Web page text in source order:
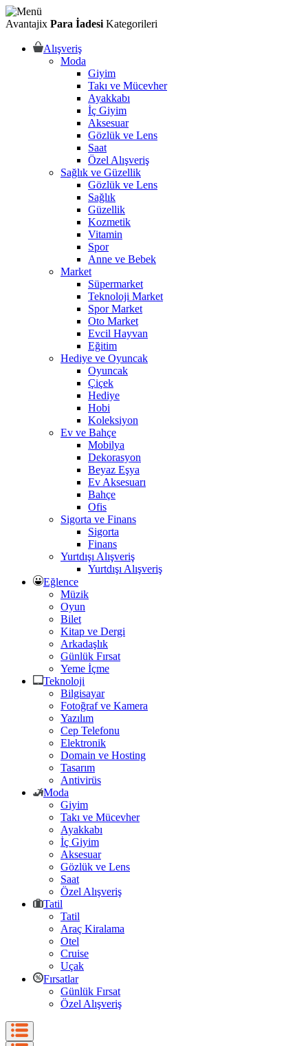
Avantajix Para İadesi Kategorileri
Alışveriş
Moda
Giyim
Takı ve Mücevher
Ayakkabı
İç Giyim
Aksesuar
Gözlük ve Lens
Saat
Özel Alışveriş
Sağlık ve Güzellik
Gözlük ve Lens
Sağlık
Güzellik
Kozmetik
Vitamin
Spor
Anne ve Bebek
Market
Süpermarket
Teknoloji Market
Spor Market
Oto Market
Evcil Hayvan
Eğitim
Hediye ve Oyuncak
Oyuncak
Çiçek
Hediye
Hobi
Koleksiyon
Ev ve Bahçe
Mobilya
Dekorasyon
Beyaz Eşya
Ev Aksesuarı
Bahçe
Ofis
Sigorta ve Finans
Sigorta
Finans
Yurtdışı Alışveriş
Yurtdışı Alışveriş
Eğlence
Müzik
Oyun
Bilet
Kitap ve Dergi
Arkadaşlık
Günlük Fırsat
Yeme İçme
Teknoloji
Bilgisayar
Fotoğraf ve Kamera
Yazılım
Cep Telefonu
Elektronik
Domain ve Hosting
Tasarım
Antivirüs
Moda
Giyim
Takı ve Mücevher
Ayakkabı
İç Giyim
Aksesuar
Gözlük ve Lens
Saat
Özel Alışveriş
Tatil
Tatil
Araç Kiralama
Otel
Cruise
Uçak
Fırsatlar
Günlük Fırsat
Özel Alışveriş